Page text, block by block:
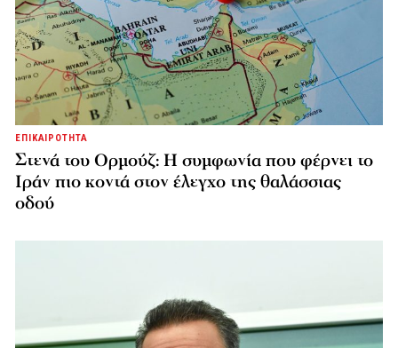
ΕΠΙΚΑΙΡΟΤΗΤΑ
Στενά του Ορμούζ: Η συμφωνία που φέρνει το
Ιράν πιο κοντά στον έλεγχο της θαλάσσιας
οδού